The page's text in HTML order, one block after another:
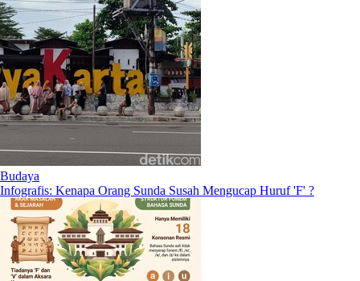
Budaya
Infografis: Kenapa Orang Sunda Susah Mengucap Huruf 'F' ?